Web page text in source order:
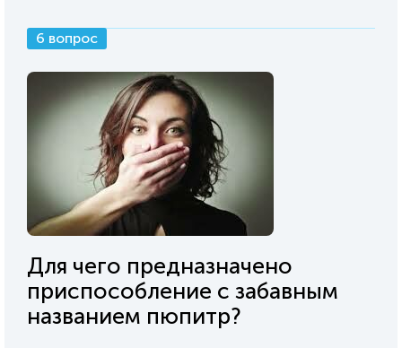
6 вопрос
Для чего предназначено
приспособление с забавным
названием пюпитр?